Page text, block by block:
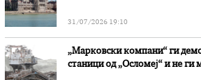
31/07/2026 19:10
„Марковски компани“ ги
станици од „Осломеј“ и не ги